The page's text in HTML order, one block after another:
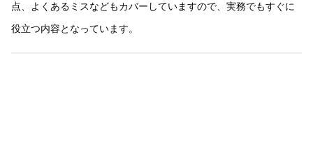
点、よくあるミスなどもカバーしていますので、実務でもすぐに
役立つ内容となっています。